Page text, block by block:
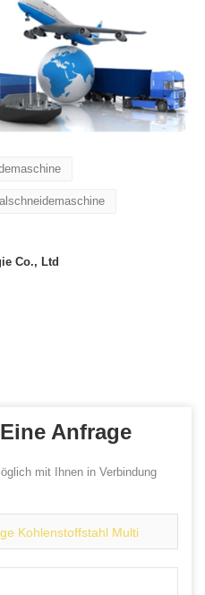
Co., Ltd
Anfrage
mit Ihnen in Verbindung
Kohlenstoffstahl Multi
China